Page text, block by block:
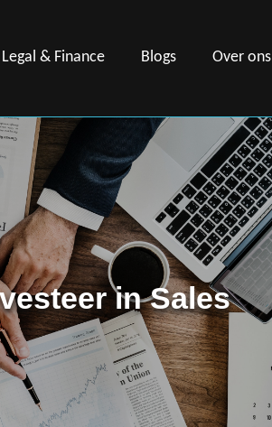
Legal & Finance Blogs Over ons
in Sales